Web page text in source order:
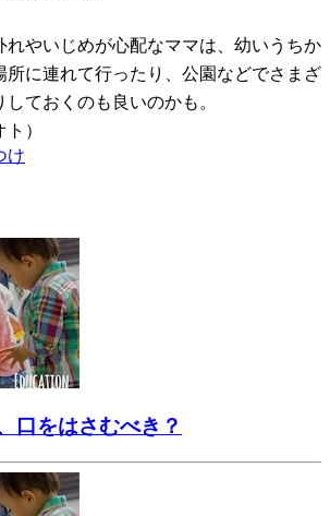
れやいじめが心配なママは、幼いうちか
所に連れて行ったり、公園などでさまざ
ておくのも良いのかも。
）
け
口をはさむべき？